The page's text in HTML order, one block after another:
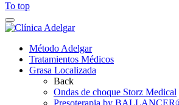
To top
Método Adelgar
Tratamientos Médicos
Grasa Localizada
Back
Ondas de choque Storz Medical